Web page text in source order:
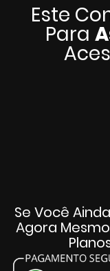
Este
Para
Se Você
Agora Mesmo